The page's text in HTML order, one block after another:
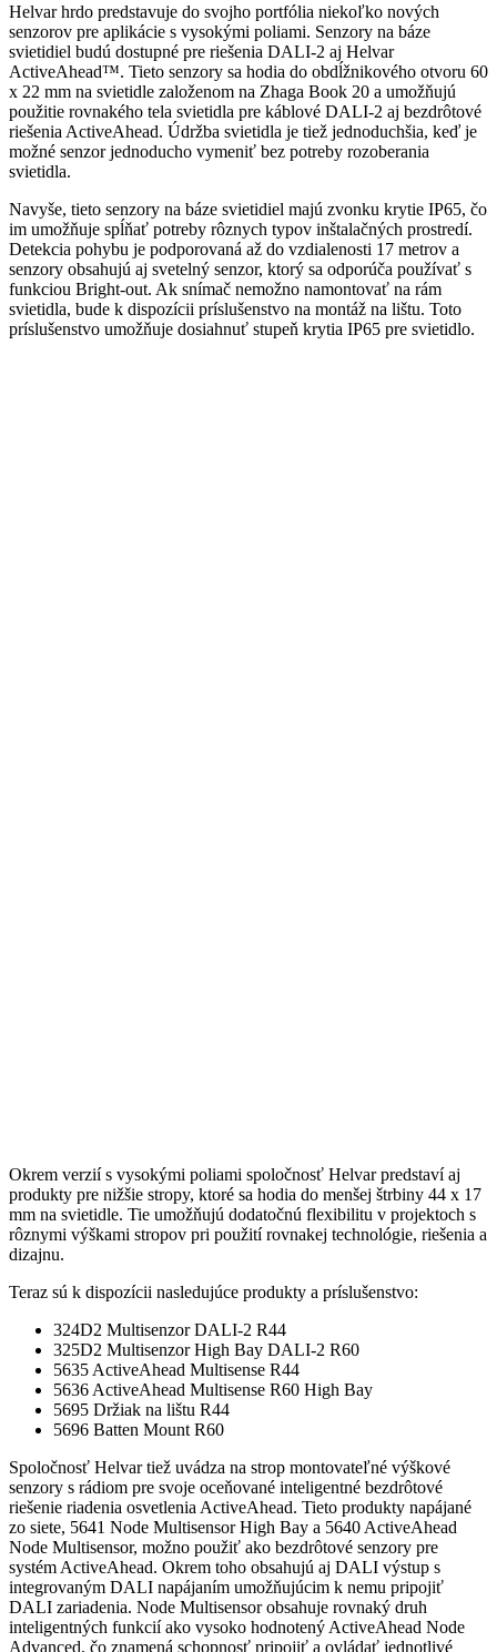
Helvar hrdo predstavuje do svojho portfólia niekoľko nových
senzorov pre aplikácie s vysokými poliami. Senzory na báze
svietidiel budú dostupné pre riešenia DALI-2 aj Helvar
ActiveAhead™. Tieto senzory sa hodia do obdĺžnikového otvoru 60
x 22 mm na svietidle založenom na Zhaga Book 20 a umožňujú
použitie rovnakého tela svietidla pre káblové DALI-2 aj bezdrôtové
riešenia ActiveAhead. Údržba svietidla je tiež jednoduchšia, keď je
možné senzor jednoducho vymeniť bez potreby rozoberania
svietidla.
Navyše, tieto senzory na báze svietidiel majú zvonku krytie IP65, čo
im umožňuje spĺňať potreby rôznych typov inštalačných prostredí.
Detekcia pohybu je podporovaná až do vzdialenosti 17 metrov a
senzory obsahujú aj svetelný senzor, ktorý sa odporúča používať s
funkciou Bright-out. Ak snímač nemožno namontovať na rám
svietidla, bude k dispozícii príslušenstvo na montáž na lištu. Toto
príslušenstvo umožňuje dosiahnuť stupeň krytia IP65 pre svietidlo.
Okrem verzií s vysokými poliami spoločnosť Helvar predstaví aj
produkty pre nižšie stropy, ktoré sa hodia do menšej štrbiny 44 x 17
mm na svietidle. Tie umožňujú dodatočnú flexibilitu v projektoch s
rôznymi výškami stropov pri použití rovnakej technológie, riešenia a
dizajnu.
Teraz sú k dispozícii nasledujúce produkty a príslušenstvo:
324D2 Multisenzor DALI-2 R44
325D2 Multisenzor High Bay DALI-2 R60
5635 ActiveAhead Multisense R44
5636 ActiveAhead Multisense R60 High Bay
5695 Držiak na lištu R44
5696 Batten Mount R60
Spoločnosť Helvar tiež uvádza na strop montovateľné výškové
senzory s rádiom pre svoje oceňované inteligentné bezdrôtové
riešenie riadenia osvetlenia ActiveAhead. Tieto produkty napájané
zo siete, 5641 Node Multisensor High Bay a 5640 ActiveAhead
Node Multisensor, možno použiť ako bezdrôtové senzory pre
systém ActiveAhead. Okrem toho obsahujú aj DALI výstup s
integrovaným DALI napájaním umožňujúcim k nemu pripojiť
DALI zariadenia. Node Multisensor obsahuje rovnaký druh
inteligentných funkcií ako vysoko hodnotený ActiveAhead Node
Advanced, čo znamená schopnosť pripojiť a ovládať jednotlivé